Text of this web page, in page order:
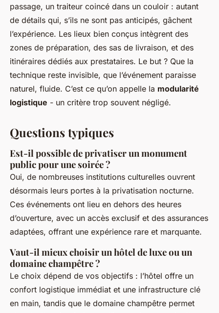
passage, un traiteur coincé dans un couloir : autant
de détails qui, s’ils ne sont pas anticipés, gâchent
l’expérience. Les lieux bien conçus intègrent des
zones de préparation, des sas de livraison, et des
itinéraires dédiés aux prestataires. Le but ? Que la
technique reste invisible, que l’événement paraisse
naturel, fluide. C’est ce qu’on appelle la modularité
logistique - un critère trop souvent négligé.
Questions typiques
Est-il possible de privatiser un monument
public pour une soirée ?
Oui, de nombreuses institutions culturelles ouvrent
désormais leurs portes à la privatisation nocturne.
Ces événements ont lieu en dehors des heures
d’ouverture, avec un accès exclusif et des assurances
adaptées, offrant une expérience rare et marquante.
Vaut-il mieux choisir un hôtel de luxe ou un
domaine champêtre ?
Le choix dépend de vos objectifs : l’hôtel offre un
confort logistique immédiat et une infrastructure clé
en main, tandis que le domaine champêtre permet